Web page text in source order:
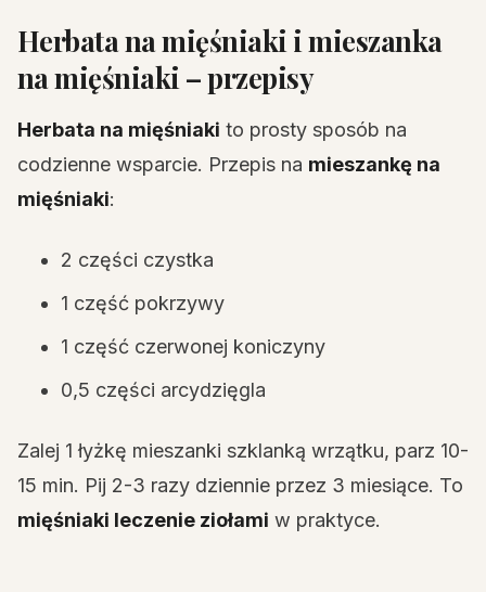
Herbata na mięśniaki i mieszanka
na mięśniaki – przepisy
Herbata na mięśniaki to prosty sposób na
codzienne wsparcie. Przepis na mieszankę na
mięśniaki:
2 części czystka
1 część pokrzywy
1 część czerwonej koniczyny
0,5 części arcydzięgla
Zalej 1 łyżkę mieszanki szklanką wrzątku, parz 10-
15 min. Pij 2-3 razy dziennie przez 3 miesiące. To
mięśniaki leczenie ziołami w praktyce.